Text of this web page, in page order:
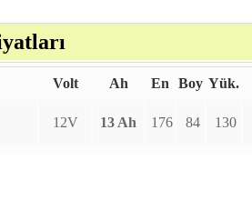
Volt Ah En Boy Yük.
12V 13 Ah 176 84 130